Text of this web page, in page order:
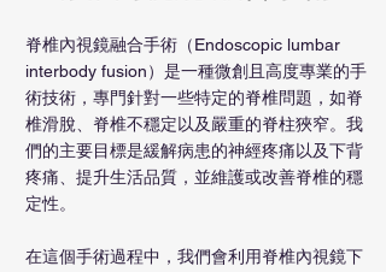
脊椎內視鏡融合手術（Endoscopic lumbar
interbody fusion）是一種微創且高度專業的手
術技術，專門針對一些特定的脊椎問題，如脊
椎滑脫、脊椎不穩定以及嚴重的脊柱狹窄。我
們的主要目標是緩解病患的神經疼痛以及下背
疼痛、提升生活品質，並維護或改善脊椎的穩
定性。
在這個手術過程中，我們會利用脊椎內視鏡下